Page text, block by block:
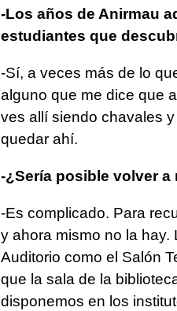
-Los años de Anirmau
estudiantes que
-Sí, a veces más de lo
alguno que me dice que
ves allí siendo chavales
quedar ahí.
-¿Sería posible volver a
-Es complicado. Para
y ahora mismo no la hay.
Auditorio como el Salón
que la sala de la
disponemos en los